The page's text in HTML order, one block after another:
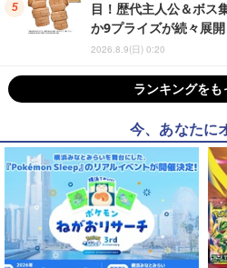
目！歴代主人公＆ボス
か9プライズが続々展開
2026.8.9(日) 0:20
ランキングをも
今、あなたに